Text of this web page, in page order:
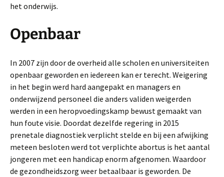
het onderwijs.
Openbaar
In 2007 zijn door de overheid alle scholen en universiteiten
openbaar geworden en iedereen kan er terecht. Weigering
in het begin werd hard aangepakt en managers en
onderwijzend personeel die anders validen weigerden
werden in een heropvoedingskamp bewust gemaakt van
hun foute visie. Doordat dezelfde regering in 2015
prenetale diagnostiek verplicht stelde en bij een afwijking
meteen besloten werd tot verplichte abortus is het aantal
jongeren met een handicap enorm afgenomen. Waardoor
de gezondheidszorg weer betaalbaar is geworden. De